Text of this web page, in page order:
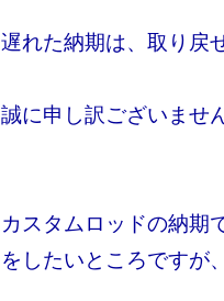
遅れた納期は、取り戻
誠に申し訳ございませ
カスタムロッドの納期
をしたいところですが、